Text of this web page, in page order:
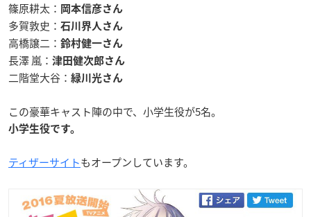
篠原耕太： 岡本信彦さん
多賀敦史： 石川界人さん
高橋譲二： 鈴村健一さん
長澤 嵐： 津田健次郎さん
二階堂大谷： 緑川光さん
この豪華キャスト陣の中で、小学生役が5名。
小学生役です。
ティザーサイトもオープンしています。